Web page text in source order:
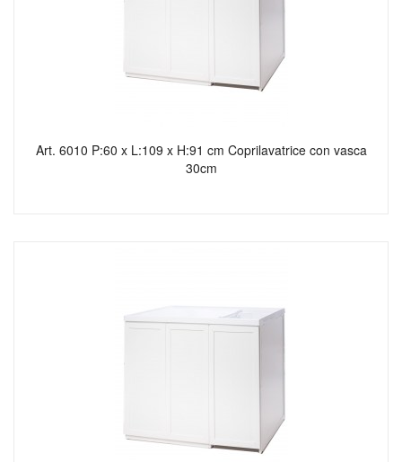
Art. 6010 P:60 x L:109 x H:91 cm Coprilavatrice con vasca
30cm